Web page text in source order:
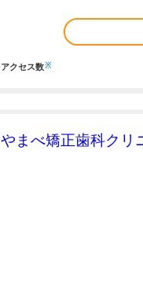
アクセス数※
やまべ矯正歯科クリ